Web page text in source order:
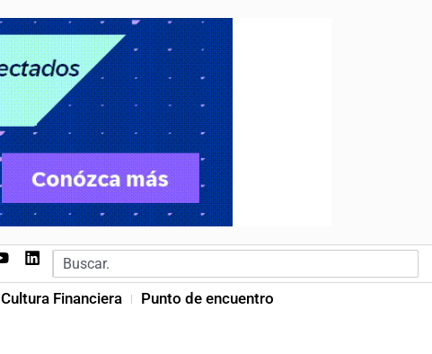
Cultura Financiera Punto de encuentro